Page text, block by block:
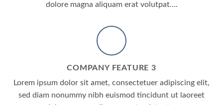
dolore magna aliquam erat volutpat….
COMPANY FEATURE 3
Lorem ipsum dolor sit amet, consectetuer adipiscing elit,
sed diam nonummy nibh euismod tincidunt ut laoreet